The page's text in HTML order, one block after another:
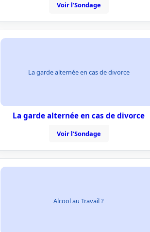
Voir l'Sondage
La garde alternée en cas de divorce
La garde alternée en cas de divorce
Voir l'Sondage
Alcool au Travail ?